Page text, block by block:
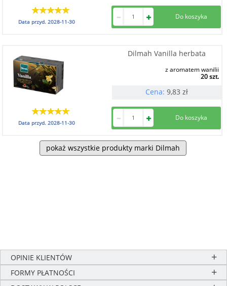
Data przyd.2028-11-30
Dilmah Vanilla herbata
z aromatem wanilii
20 szt.
Cena: 9,83 zł
Data przyd.2028-11-30
pokaż wszystkie produkty marki Dilmah
OPINIE KLIENTÓW
FORMY PŁATNOŚCI